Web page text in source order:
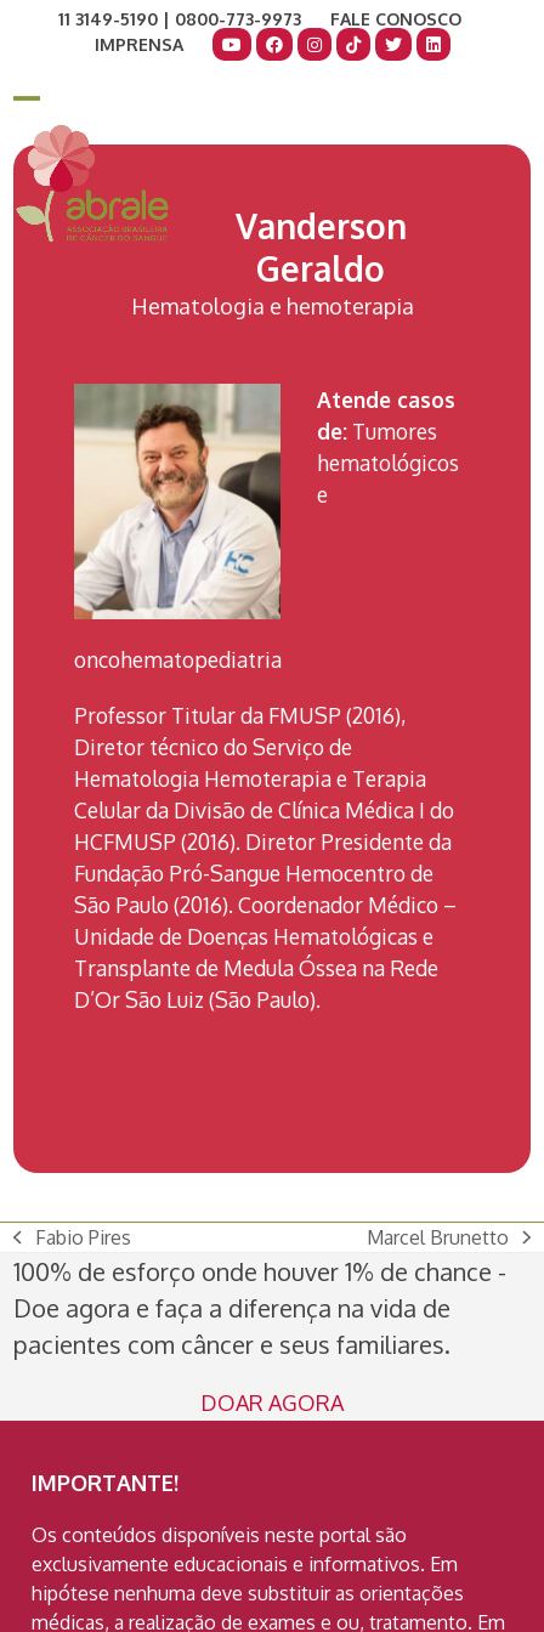
11 3149-5190 | 0800-773-9973
FALE CONOSCO
IMPRENSA
Open
mobile
menu
Close
mobile
menu
Vanderson
Geraldo
Hematologia e hemoterapia
Atende casos
de: Tumores
hematológicos
e
oncohematopediatria
Professor Titular da FMUSP (2016),
Diretor técnico do Serviço de
Hematologia Hemoterapia e Terapia
Celular da Divisão de Clínica Médica I do
HCFMUSP (2016). Diretor Presidente da
Fundação Pró-Sangue Hemocentro de
São Paulo (2016). Coordenador Médico –
Unidade de Doenças Hematológicas e
Transplante de Medula Óssea na Rede
D’Or São Luiz (São Paulo).
previous
post:
Fabio Pires
next
post:
Marcel Brunetto
100% de esforço onde houver 1% de chance -
Doe agora e faça a diferença na vida de
pacientes com câncer e seus familiares.
DOAR AGORA
IMPORTANTE!
Os conteúdos disponíveis neste portal são
exclusivamente educacionais e informativos. Em
hipótese nenhuma deve substituir as orientações
médicas, a realização de exames e ou, tratamento. Em